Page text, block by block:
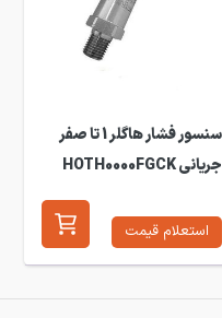
سنسور فشار هاگلر 1 تا صفر
جریانی HOTH0000FGCK
استعلام قیمت